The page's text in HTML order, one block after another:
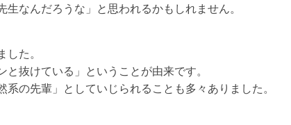
なんだろうな」と思われるかもしれません。
た。
抜けている」ということが由来です。
の先輩」としていじられることも多々ありました。